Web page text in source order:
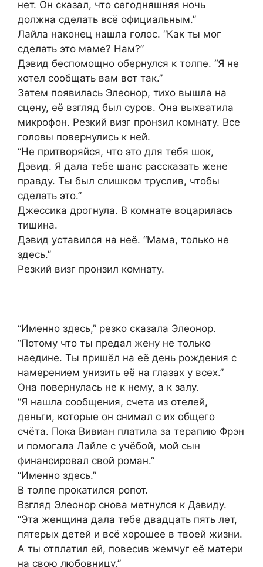
нет. Он сказал, что сегодняшняя ночь
должна сделать всё официальным.”
Лайла наконец нашла голос. “Как ты мог
сделать это маме? Нам?”
Дэвид беспомощно обернулся к толпе. “Я не
хотел сообщать вам вот так.”
Затем появилась Элеонор, тихо вышла на
сцену, её взгляд был суров. Она выхватила
микрофон. Резкий визг пронзил комнату. Все
головы повернулись к ней.
“Не притворяйся, что это для тебя шок,
Дэвид. Я дала тебе шанс рассказать жене
правду. Ты был слишком труслив, чтобы
сделать это.”
Джессика дрогнула. В комнате воцарилась
тишина.
Дэвид уставился на неё. “Мама, только не
здесь.”
Резкий визг пронзил комнату.
“Именно здесь,” резко сказала Элеонор.
“Потому что ты предал жену не только
наедине. Ты пришёл на её день рождения с
намерением унизить её на глазах у всех.”
Она повернулась не к нему, а к залу.
“Я нашла сообщения, счета из отелей,
деньги, которые он снимал с их общего
счёта. Пока Вивиан платила за терапию Фрэн
и помогала Лайле с учёбой, мой сын
финансировал свой роман.”
“Именно здесь.”
В толпе прокатился ропот.
Взгляд Элеонор снова метнулся к Дэвиду.
“Эта женщина дала тебе двадцать пять лет,
пятерых детей и всё хорошее в твоей жизни.
А ты отплатил ей, повесив жемчуг её матери
на свою любовницу.”